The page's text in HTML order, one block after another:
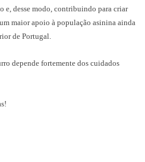
e, desse modo, contribuindo para criar
maior apoio à população asinina ainda
de Portugal.
depende fortemente dos cuidados